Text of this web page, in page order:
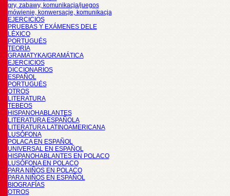
gry, zabawy, komunikacja/juegos
mówienie, konwersacje, komunikacja
EJERCICIOS
PRUEBAS Y EXÁMENES DELE
LÉXICO
PORTUGUÉS
TEORÍA
GRAMATYKA/GRAMÁTICA
EJERCICIOS
DICCIONARIOS
ESPAÑOL
PORTUGUÉS
OTROS
LITERATURA
TEBEOS
HISPANOHABLANTES
LITERATURA ESPAÑOLA
LITERATURA LATINOAMERICANA
LUSÓFONA
POLACA EN ESPAÑOL
UNIVERSAL EN ESPAÑOL
HISPANOHABLANTES EN POLACO
LUSÓFONA EN POLACO
PARA NIÑOS EN POLACO
PARA NIÑOS EN ESPAÑOL
BIOGRAFÍAS
OTROS